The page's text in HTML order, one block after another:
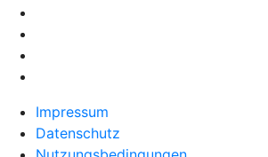
Impressum
Datenschutz